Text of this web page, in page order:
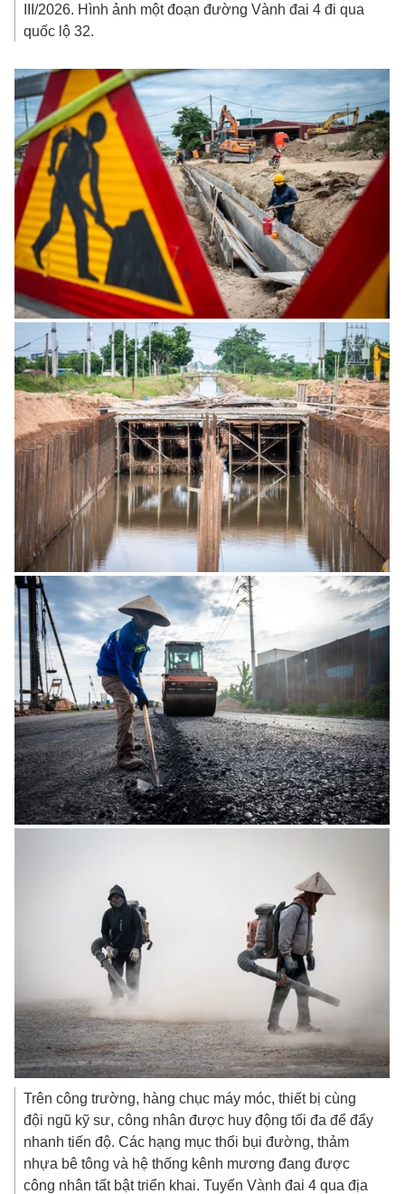
III/2026. Hình ảnh một đoạn đường Vành đai 4 đi qua
quốc lộ 32.
Trên công trường, hàng chục máy móc, thiết bị cùng
đội ngũ kỹ sư, công nhân được huy động tối đa để đẩy
nhanh tiến độ. Các hạng mục thổi bụi đường, thảm
nhựa bê tông và hệ thống kênh mương đang được
công nhân tất bật triển khai. Tuyến Vành đai 4 qua địa